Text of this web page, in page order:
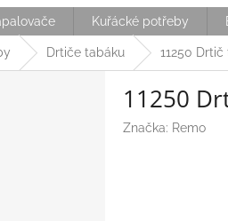
Kuřácké potřeby
Drtiče tabáku 11250
11250
Značka: Remo